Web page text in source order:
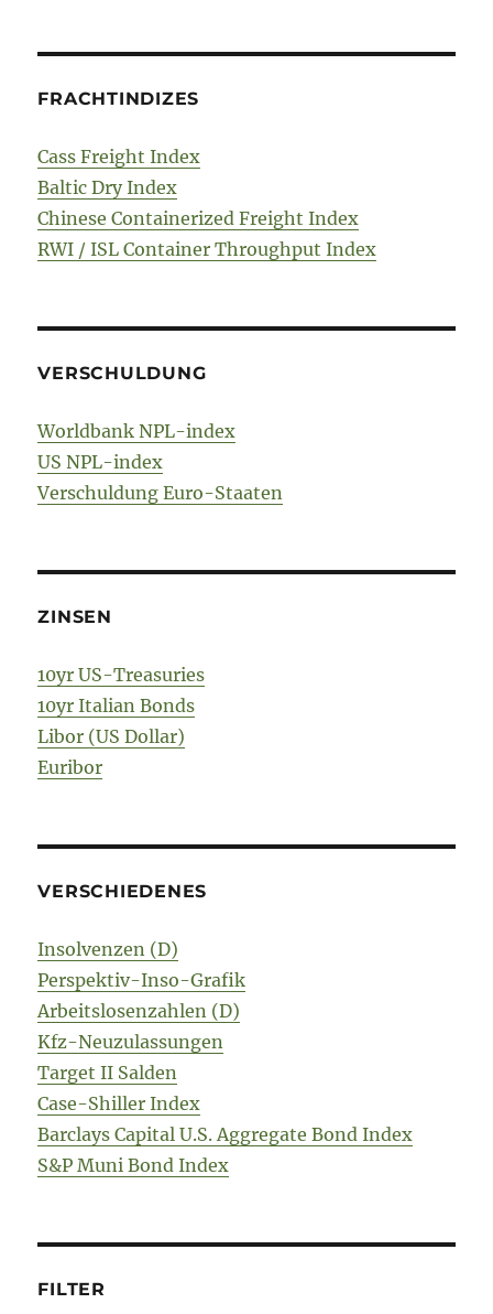
FRACHTINDIZES
Cass Freight Index
Baltic Dry Index
Chinese Containerized Freight Index
RWI / ISL Container Throughput Index
VERSCHULDUNG
Worldbank NPL-index
US NPL-index
Verschuldung Euro-Staaten
ZINSEN
10yr US-Treasuries
10yr Italian Bonds
Libor (US Dollar)
Euribor
VERSCHIEDENES
Insolvenzen (D)
Perspektiv-Inso-Grafik
Arbeitslosenzahlen (D)
Kfz-Neuzulassungen
Target II Salden
Case-Shiller Index
Barclays Capital U.S. Aggregate Bond Index
S&P Muni Bond Index
FILTER